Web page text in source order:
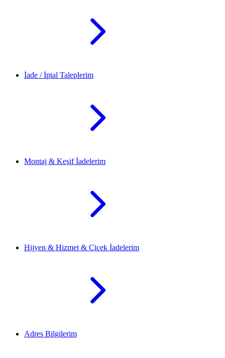
İade / İptal Taleplerim
Montaj & Keşif İadelerim
Hijyen & Hizmet & Çiçek İadelerim
Adres Bilgilerim